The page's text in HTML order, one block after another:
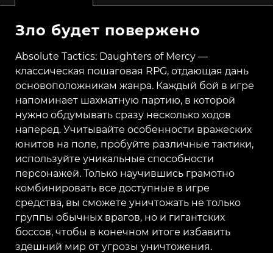
Зло будет повержено
Absolute Tactics: Daughters of Mercy —
классическая пошаговая RPG, отдающая дань
основоположникам жанра. Каждый бой в игре
напоминает шахматную партию, в которой
нужно обдумывать сразу несколько ходов
наперед. Учитывайте особенности вражеских
юнитов на поле, пробуйте различные тактики,
используйте уникальные способности
персонажей. Только научившись грамотно
комбинировать все доступные в игре
средства, вы сможете уничтожать не только
группы обычных врагов, но и гигантских
боссов, чтобы в конечном итоге избавить
здешний мир от угрозы уничтожения.